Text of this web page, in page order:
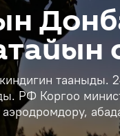
тааныды.
РФ Коргоо